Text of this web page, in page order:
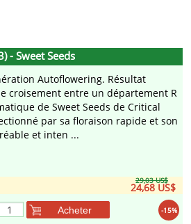
- Sweet Seeds
Autoflowering. Résultat
croisement entre un département R
de Sweet Seeds de Critical
par sa floraison rapide et son
et inten ...
29,03 US$
24,68 US$
-15%
Acheter